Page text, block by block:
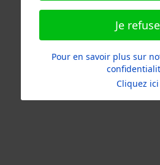
Je refuse
Pour en savoir plus sur
Cliquez ici